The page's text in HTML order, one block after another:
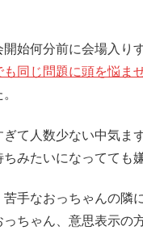
始何分前に会場入り
同じ問題に頭を悩ま
て人数少ない中気ま
みたいになってても
苦手なおっちゃんの隣
っちゃん、意思表示の